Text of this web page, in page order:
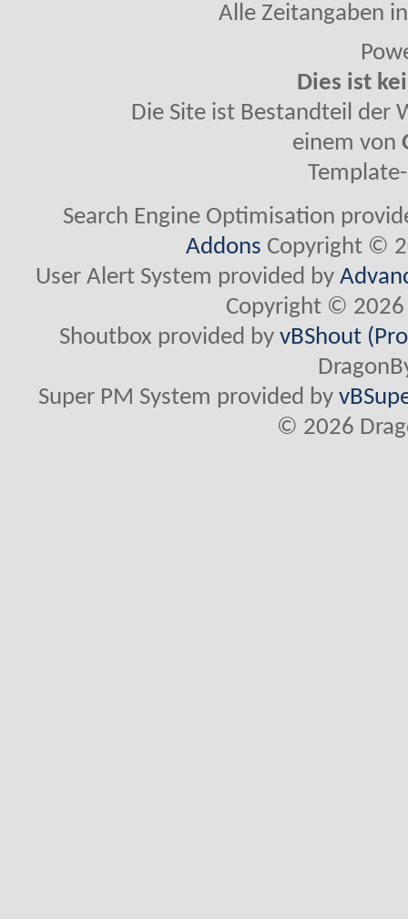
Alle Zeitangaben
Dies ist
Die Site ist Bestandteil der
einem von
Search Engine Optimisation
Addons Copyright ©
User Alert System provided by
Copyright © 2026
Shoutbox provided byvBShout
Super PM System provided by
© 2026